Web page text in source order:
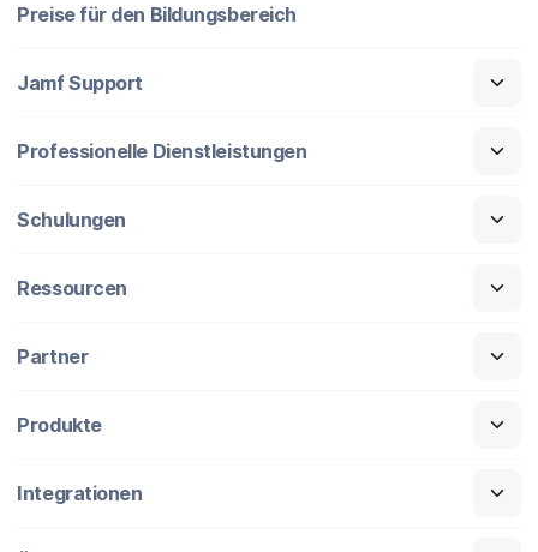
Preise für den Bildungsbereich
Jamf Support
Professionelle Dienstleistungen
Schulungen
Ressourcen
Partner
Produkte
Integrationen